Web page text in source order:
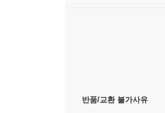
반품/교환 불가사유